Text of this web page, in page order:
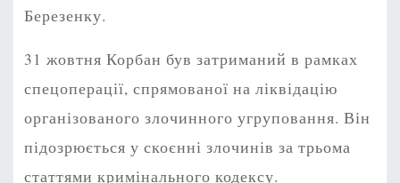
Березенку.
31 жовтня Корбан був затриманий в рамках
спецоперації, спрямованої на ліквідацію
організованого злочинного угруповання. Він
підозрюється у скоєнні злочинів за трьома
статтями кримінального кодексу.